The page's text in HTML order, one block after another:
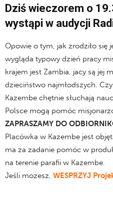
Dziś wieczorem o
wystąpi w audycji
Opowie o tym, jak zrodziło się
wygląda typowy dzień pracy
krajem jest Zambia, jacy są jej
dzieciństwo najmłodszych.
Kazembe chętnie słuchają
Polsce mogą pomóc
ZAPRASZAMY DO
Placówka w Kazembe jest
ma za zadanie pomóc w
na terenie parafii w Kazembe.
Jeśli możesz, WESPRZYJ